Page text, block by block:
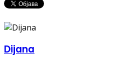
Dijana